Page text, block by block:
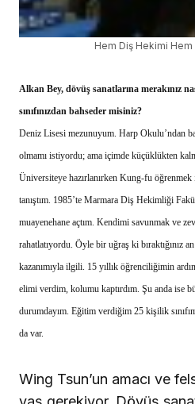
Hem Diş Hekimi Hem
Alkan Bey, dövüş sanatlarına merakınız
sınıfınızdan bahseder misiniz?
Deniz Lisesi mezunuyum. Harp Okulu’ndan
olmamı istiyordu; ama içimde küçüklükten
Üniversiteye hazırlanırken Kung-fu öğrenmek
tanıştım. 1985’te Marmara Diş Hekimliği
muayenehane açtım. Kendimi savunmak ve
rahatlatıyordu. Öyle bir uğraş ki bıraktığınız
kazanımıyla ilgili. 15 yıllık öğrenciliğimin
elimi verdim, kolumu kaptırdım. Şu anda ise
durumdayım. Eğitim verdiğim 25 kişilik
da var.
Wing Tsun’un amacı ve